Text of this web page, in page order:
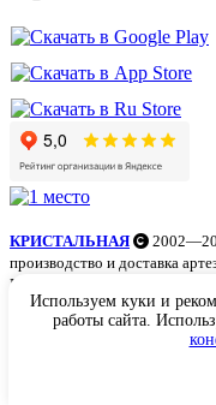
КРИСТАЛЬНАЯ
производство и доставка
Волжском
Используем куки и
работы сайта.